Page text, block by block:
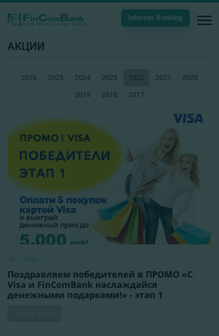
Internet Banking
АКЦИИ
2026 2025 2024 2023 2022 2021 2020
2019 2018 2017
15.11.2022
Поздравляем победителей в ПРОМО «С
Visa и FinComBank наслаждайся
денежными подарками!» - этап 1